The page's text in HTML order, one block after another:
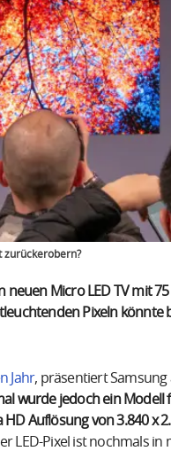
zurückerobern?
Micro LED TV mit
Pixeln
Jahr, präsentiert Samsung
wurde jedoch ein Modell
Auflösung von 3.840 x
LED-Pixel ist nochmals in